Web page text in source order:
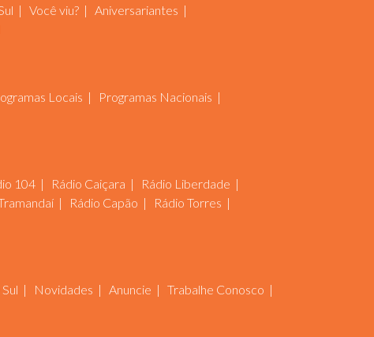
Você viu?
Aniversariantes
Locais
Programas Nacionais
104 Rádio Caiçara
Rádio Liberdade
Rádio Capão
Rádio Torres
Novidades Anuncie
Trabalhe Conosco